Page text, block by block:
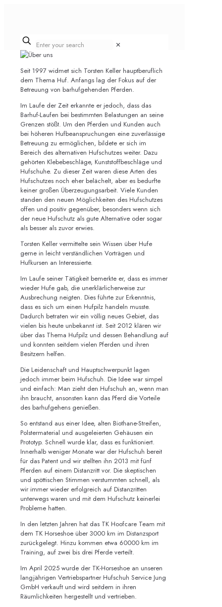
✕
Seit 1997 widmet sich Torsten Keller hauptberuflich
dem Thema Huf. Anfangs lag der Fokus auf der
Betreuung von barhufgehenden Pferden.
Im Laufe der Zeit erkannte er jedoch, dass das
Barhuf-Laufen bei bestimmten Belastungen an seine
Grenzen stößt. Um den Pferden und Kunden auch
bei höheren Hufbeanspruchungen eine zuverlässige
Betreuung zu ermöglichen, bildete er sich im
Bereich des alternativen Hufschutzes weiter. Dazu
gehörten Klebebeschläge, Kunststoffbeschläge und
Hufschuhe. Zu dieser Zeit waren diese Arten des
Hufschutzes noch eher belächelt, aber es bedurfte
keiner großen Überzeugungsarbeit. Viele Kunden
standen den neuen Möglichkeiten des Hufschutzes
offen und positiv gegenüber, besonders wenn sich
der neue Hufschutz als gute Alternative oder sogar
als besser als zuvor erwies.
Torsten Keller vermittelte sein Wissen über Hufe
gerne in leicht verständlichen Vorträgen und
Hufkursen an Interessierte.
Im Laufe seiner Tätigkeit bemerkte er, dass es immer
wieder Hufe gab, die unerklärlicherweise zur
Ausbrechung neigten. Dies führte zur Erkenntnis,
dass es sich um einen Hufpilz handeln musste.
Dadurch betraten wir ein völlig neues Gebiet, das
vielen bis heute unbekannt ist. Seit 2012 klären wir
über das Thema Hufpilz und dessen Behandlung auf
und konnten seitdem vielen Pferden und ihren
Besitzern helfen.
Die Leidenschaft und Hauptschwerpunkt lagen
jedoch immer beim Hufschuh. Die Idee war simpel
und einfach: Man zieht den Hufschuh an, wenn man
ihn braucht, ansonsten kann das Pferd die Vorteile
des barhufgehens genießen.
So entstand aus einer Idee, alten Biothane-Streifen,
Polstermaterial und ausgeleierten Gehäusen ein
Prototyp. Schnell wurde klar, dass es funktioniert.
Innerhalb weniger Monate war der Hufschuh bereit
für das Patent und wir stellten ihn 2013 mit fünf
Pferden auf einem Distanzritt vor. Die skeptischen
und spöttischen Stimmen verstummten schnell, als
wir immer wieder erfolgreich auf Distanzritten
unterwegs waren und mit dem Hufschutz keinerlei
Probleme hatten.
In den letzten Jahren hat das TK Hoofcare Team mit
dem TK Horseshoe über 3000 km im Distanzsport
zurückgelegt. Hinzu kommen etwa 60000 km im
Training, auf zwei bis drei Pferde verteilt.
Im April 2025 wurde der TK-Horseshoe an unseren
langjährigen Vertriebspartner Hufschuh Service Jung
GmbH verkauft und wird seitdem in ihren
Räumlichkeiten hergestellt und vertrieben.